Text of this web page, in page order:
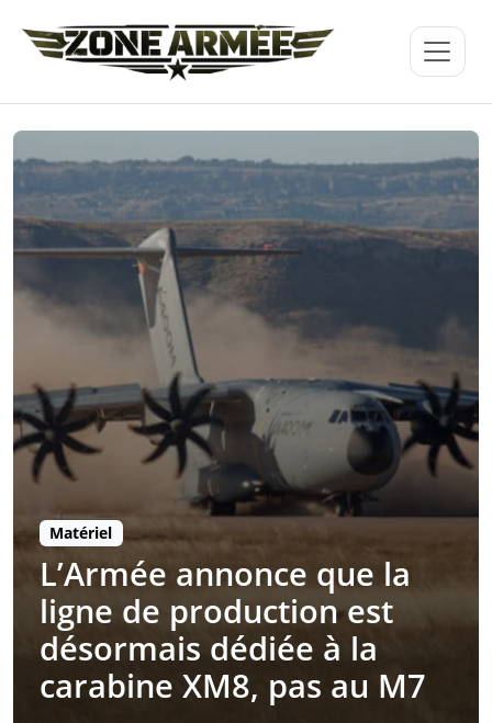
Matériel
L’Armée annonce que la
ligne de production est
désormais dédiée à la
carabine XM8, pas au M7